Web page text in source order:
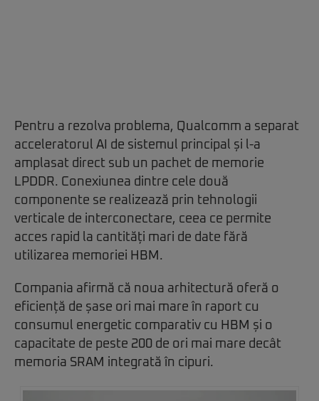
Pentru a rezolva problema, Qualcomm a separat
acceleratorul AI de sistemul principal și l-a
amplasat direct sub un pachet de memorie
LPDDR. Conexiunea dintre cele două
componente se realizează prin tehnologii
verticale de interconectare, ceea ce permite
acces rapid la cantități mari de date fără
utilizarea memoriei HBM.
Compania afirmă că noua arhitectură oferă o
eficiență de șase ori mai mare în raport cu
consumul energetic comparativ cu HBM și o
capacitate de peste 200 de ori mai mare decât
memoria SRAM integrată în cipuri.